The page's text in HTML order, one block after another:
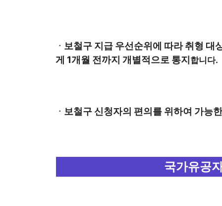
ㆍ 보철구 지급 우선순위에 따라 취형 대
게 1개월 전까지 개별적으로 통지합니다.
ㆍ 보철구 신청자의 편의를 위하여 가능
국가유공